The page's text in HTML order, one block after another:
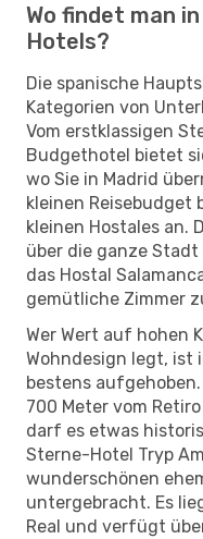
Wo findet man
Hotels?
Die spanische
Kategorien von
Vom erstklassigen
Budgethotel bietet
wo Sie in Madrid
kleinen Reisebudget
kleinen Hostales an.
über die ganze
das Hostal
gemütliche Zimmer
Wer Wert auf hohen
Wohndesign legt, ist
bestens
700 Meter vom
darf es etwas
Sterne-Hotel Tryp
wunderschönen
untergebracht. Es
Real und verfügt